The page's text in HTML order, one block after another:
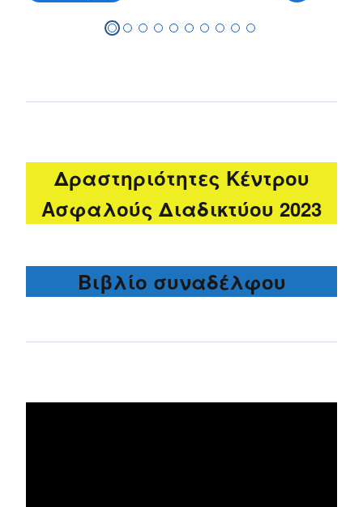
Δραστηριότητες Κέντρου
Ασφαλούς Διαδικτύου 2023
Βιβλίο συναδέλφου